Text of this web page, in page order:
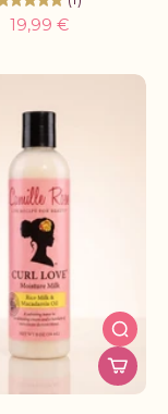
19,99 €